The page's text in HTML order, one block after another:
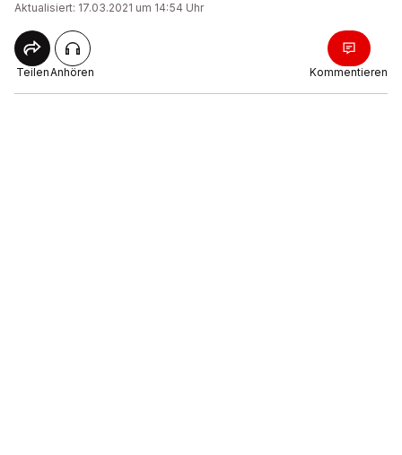
Aktualisiert: 17.03.2021 um 14:54 Uhr
TeilenAnhören Kommentieren